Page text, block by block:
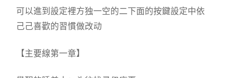
可以進到設定裡方独一空的二下面的按鍵設定中依
己己喜歡的習慣做改动
【主要線第一章】